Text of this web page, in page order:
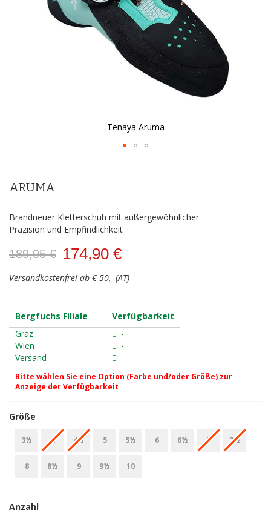
Tenaya Aruma
der
ARUMA
Brandneuer Kletterschuh mit außergewöhnlicher
Präzision und Empfindlichkeit
189,95 € 174,90 €
Versandkostenfrei ab € 50,- (AT)
Bergfuchs Filiale
Verfügbarkeit
Graz
-
Wien
-
Versand
-
Bitte wählen Sie eine Option (Farbe und/oder Größe) zur
Anzeige der Verfügbarkeit
Größe
3½ 4 4½ 5 5½ 6 6½ 7 7½
8 8½ 9 9½ 10
Anzahl